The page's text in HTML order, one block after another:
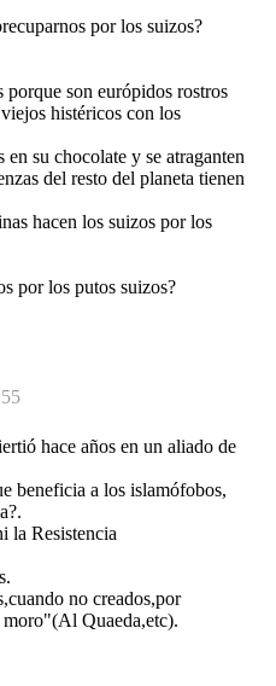
por los suizos?
porque son európidos rostros
histéricos con los
su chocolate y se atraganten
del resto del planeta tienen
hacen los suizos por los
por los putos suizos?
hace años en un aliado de
beneficia a los islamófobos,
la Resistencia
no creados,por
Quaeda,etc).